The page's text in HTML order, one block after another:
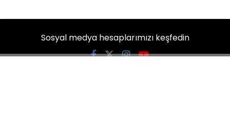
Sosyal medya hesaplarımızı keşfedin